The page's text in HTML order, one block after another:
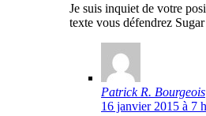
Je suis inquiet de votre
texte vous défendrez
Patrick R. Bourgeois
16 janvier 2015 à 7